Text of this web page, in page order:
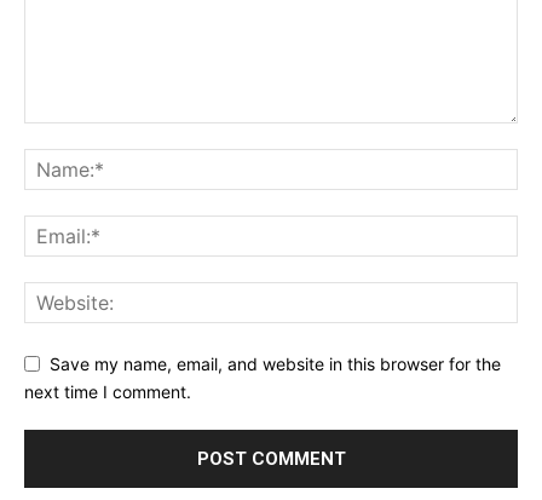
Save my name, email, and website in this browser for the
next time I comment.